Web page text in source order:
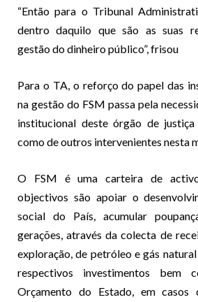
“Então para o Tribunal
dentro daquilo que são as suas
gestão do dinheiro público”, frisou
Para o TA, o reforço do papel das
na gestão do FSM passa pela
institucional deste órgão de
como de outros intervenientes nesta
O FSM é uma carteira de
objectivos são apoiar o
social do País, acumular
gerações, através da colecta de
exploração, de petróleo e gás
respectivos investimentos bem
Orçamento do Estado, em casos